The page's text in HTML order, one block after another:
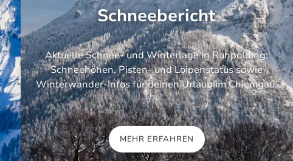
Schneebericht
Aktuelle Schnee‑ und Winterlage in Ruhpolding:
Schneehöhen, Pisten‑ und Loipenstatus sowie
Winterwander‑Infos für deinen Urlaub im Chiemgau.
MEHR ERFAHREN